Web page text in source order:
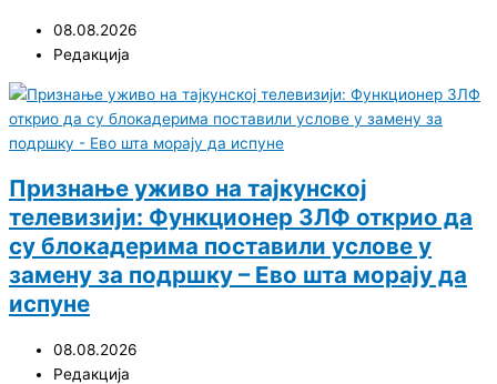
08.08.2026
Редакција
Признање уживо на тајкунској
телевизији: Функционер ЗЛФ открио да
су блокадерима поставили услове у
замену за подршку – Ево шта морају да
испуне
08.08.2026
Редакција